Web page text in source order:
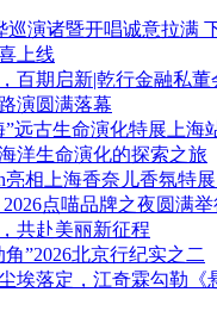
巡演诸暨开唱诚意拉满
上线
百期启新|乾行金融私董
演圆满落幕
”远古生命演化特展上海
洋生命演化的探索之旅
亮相上海香奈儿香氛特
2026点喵品牌之夜圆满
共赴美丽新征程
”2026北京行纪实之二
埃落定，江奇霖勾勒《